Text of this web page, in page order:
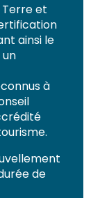
Terre et
ainsi le
à
de